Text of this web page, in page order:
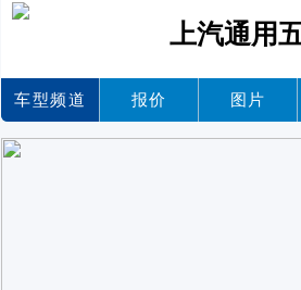
上汽通用
车型频道 报价 图片